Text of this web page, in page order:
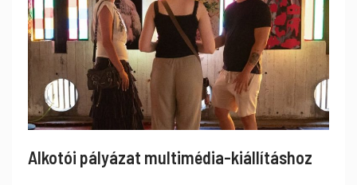
Alkotói pályázat multimédia-kiállításhoz